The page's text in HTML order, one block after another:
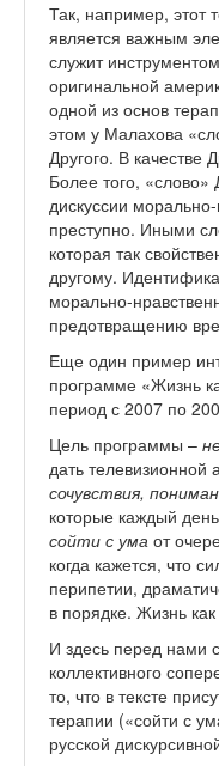
Так, например, этот
является важным
служит
оригинальной
одной из основ
этом у Малахова
Другого. В качестве
Более того,
дискуссии
преступно. Иными
которая так
другому.
морально-
предотвращению
Еще один пример
программе «Жизнь
период с 2007 по
Цель программы –
дать телевизионной
сочувствия,
которые каждый
сойти с ума от
когда кажется, что
перипетии,
в порядке. Жизнь
И здесь перед нами
коллективного
то, что в тексте
терапии («сойти с
русской